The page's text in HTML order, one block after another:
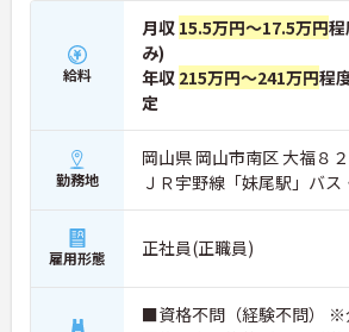
をつけて働ける環境です】
・身体への負担が少ない夜勤なしの勤務で年
119日がしっかりと確保されています
・毎月1日付与されるリフレッシュ休暇と有
み合わせて連休を取得しプライベートを満喫
得しており未就学児向けのこども休暇など支
が万全です
い待遇と福利厚生が魅力です】
・頑張りをしっかり還元する過去実績最大185
の賞与や配偶者・お子様への手厚い扶養手当
しています
・宿泊費補助などが受けられる独自の「ツク
給料
月収 15.5万円～17.5万円
み)
年収 215万円～241万円程
定
勤務地
岡山県 岡山市南区 大福８
ＪＲ宇野線「妹尾駅」バス
雇用形態 正社員(正職員)
■資格不問（経験不問） ※